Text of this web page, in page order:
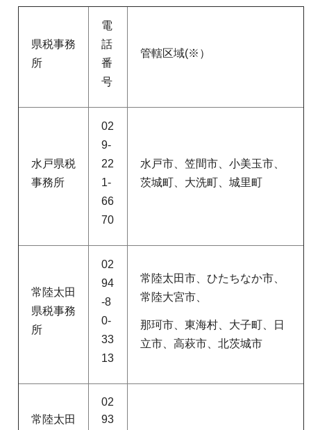
県税事務
所
電
話
番
号
管轄区域(※）
水戸県税
事務所
02
9-
22
1-
66
70
水戸市、笠間市、小美玉市、
茨城町、大洗町、城里町
常陸太田
県税事務
所
02
94
-8
0-
33
13
常陸太田市、ひたちなか市、
常陸大宮市、
那珂市、東海村、大子町、日
立市、高萩市、北茨城市
常陸太田
02
93